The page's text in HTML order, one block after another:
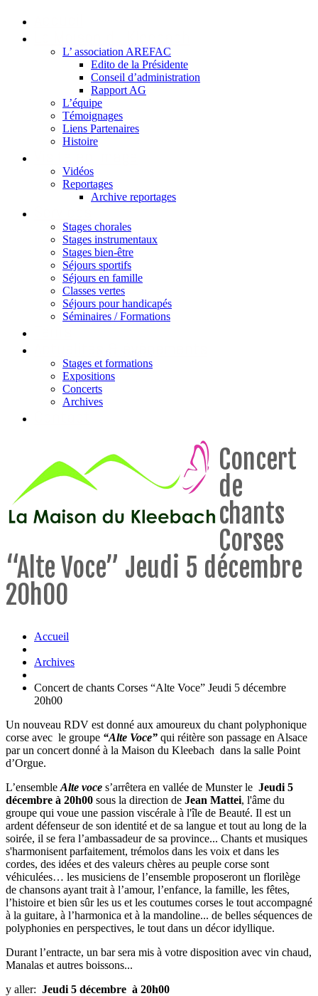
L’ association AREFAC
Edito de la Présidente
Conseil d’administration
Rapport AG
L’équipe
Témoignages
Liens Partenaires
Histoire
Vidéos
Reportages
Archive reportages
Stages chorales
Stages instrumentaux
Stages bien-être
Séjours sportifs
Séjours en famille
Classes vertes
Séjours pour handicapés
Séminaires / Formations
Stages et formations
Expositions
Concerts
Archives
Concert
de
chants
Corses
“Alte Voce” Jeudi 5 décembre
20h00
Accueil
Archives
Concert de chants Corses “Alte Voce” Jeudi 5 décembre
20h00
Un nouveau RDV est donné aux amoureux du chant polyphonique
corse avec le groupe “Alte Voce” qui réitère son passage en Alsace
par un concert donné à la Maison du Kleebach dans la salle Point
d’Orgue.
L’ensemble Alte voce s’arrêtera en vallée de Munster le Jeudi 5
décembre à 20h00 sous la direction de Jean Mattei, l'âme du
groupe qui voue une passion viscérale à l'île de Beauté. Il est un
ardent défenseur de son identité et de sa langue et tout au long de la
soirée, il se fera l’ambassadeur de sa province... Chants et musiques
s'harmonisent parfaitement, trémolos dans les voix et dans les
cordes, des idées et des valeurs chères au peuple corse sont
véhiculées… les musiciens de l’ensemble proposeront un florilège
de chansons ayant trait à l’amour, l’enfance, la famille, les fêtes,
l’histoire et bien sûr les us et les coutumes corses le tout accompagné
à la guitare, à l’harmonica et à la mandoline... de belles séquences de
polyphonies en perspectives, le tout dans un décor idyllique.
Durant l’entracte, un bar sera mis à votre disposition avec vin chaud,
Manalas et autres boissons...
y aller: Jeudi 5 décembre à 20h00